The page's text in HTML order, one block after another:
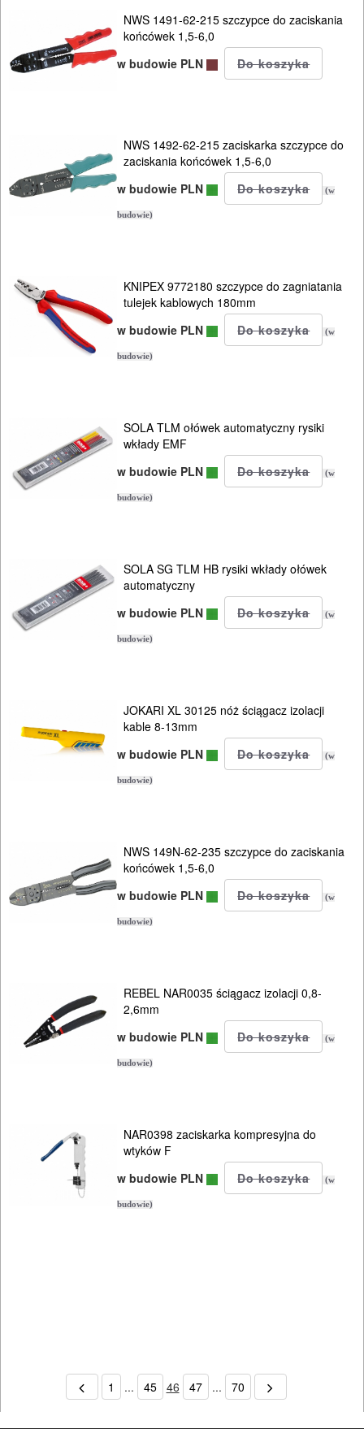
NWS 1491-62-215 szczypce do zaciskania
końcówek 1,5-6,0
w budowie PLN
NWS 1492-62-215 zaciskarka szczypce do
zaciskania końcówek 1,5-6,0
w budowie PLN
(w
budowie)
KNIPEX 9772180 szczypce do zagniatania
tulejek kablowych 180mm
w budowie PLN
(w
budowie)
SOLA TLM ołówek automatyczny rysiki
wkłady EMF
w budowie PLN
(w
budowie)
SOLA SG TLM HB rysiki wkłady ołówek
automatyczny
w budowie PLN
(w
budowie)
JOKARI XL 30125 nóż ściągacz izolacji
kable 8-13mm
w budowie PLN
(w
budowie)
NWS 149N-62-235 szczypce do zaciskania
końcówek 1,5-6,0
w budowie PLN
(w
budowie)
REBEL NAR0035 ściągacz izolacji 0,8-
2,6mm
w budowie PLN
(w
budowie)
NAR0398 zaciskarka kompresyjna do
wtyków F
w budowie PLN
(w
budowie)
1 ... 45 46 47 ... 70